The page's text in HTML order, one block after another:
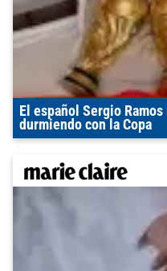
El español Sergio
durmiendo con la Copa